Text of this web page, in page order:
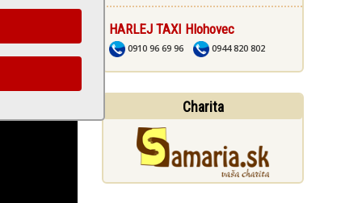
HARLEJ TAXI Hlohovec
0910 96 69 96 0944 820 802
Charita